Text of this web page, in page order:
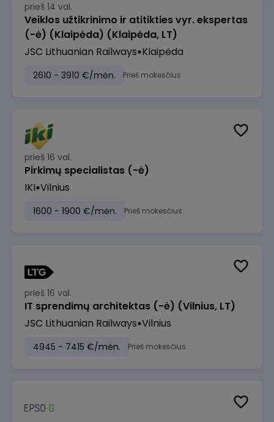
prieš 14 val.
Veiklos užtikrinimo ir atitikties vyr. ekspertas
(-ė) (Klaipėda) (Klaipėda, LT)
JSC Lithuanian Railways Klaipėda
2610 - 3910 €/mėn. Prieš mokesčius
prieš 16 val.
Pirkimų specialistas (-ė)
IKI Vilnius
1600 - 1900 €/mėn. Prieš mokesčius
prieš 16 val.
IT sprendimų architektas (-ė) (Vilnius, LT)
JSC Lithuanian Railways Vilnius
4945 - 7415 €/mėn. Prieš mokesčius